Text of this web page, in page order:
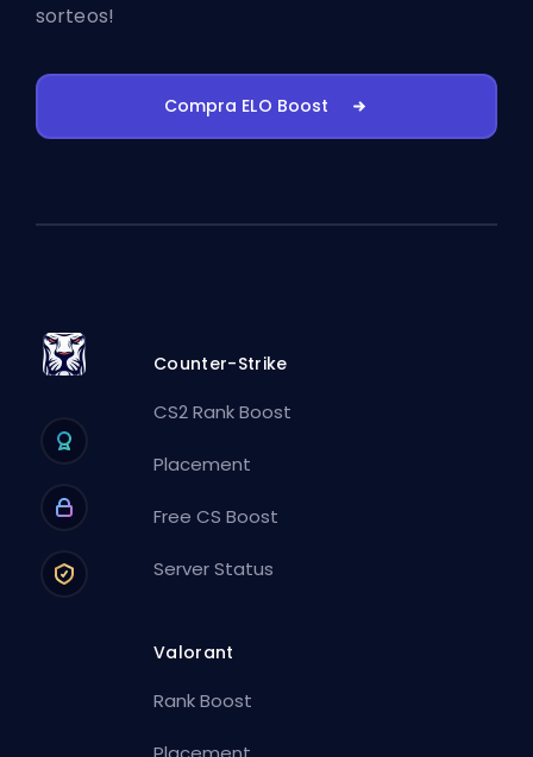
sorteos!
Compra ELO Boost
Counter-Strike
CS2 Rank Boost
Placement
Free CS Boost
Server Status
Valorant
Rank Boost